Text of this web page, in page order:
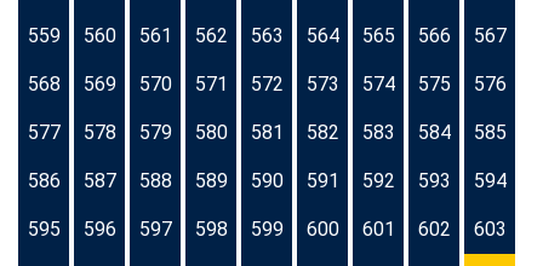
559 560 561 562 563 564 565 566 567
568 569 570 571 572 573 574 575 576
577 578 579 580 581 582 583 584 585
586 587 588 589 590 591 592 593 594
595 596 597 598 599 600 601 602 603